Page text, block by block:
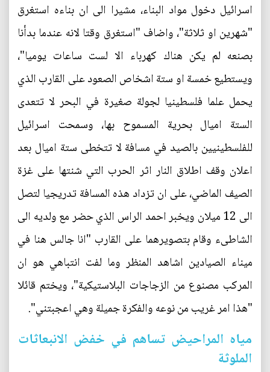
اسرائيل دخول مواد البناء، مشيرا الى ان بناءه استغرق
"شهرين او ثلاثة"، واضاف "استغرق وقتا لانه عندما بدأنا
بصنعه لم يكن هناك كهرباء الا لست ساعات يوميا"،
ويستطيع خمسة او ستة اشخاص الصعود على القارب الذي
يحمل علما فلسطينيا لجولة صغيرة في البحر لا تتعدى
الستة اميال بحرية المسموح بها، وسمحت اسرائيل
للفلسطينيين بالصيد في مسافة لا تتخطى ستة اميال بعد
اعلان وقف اطلاق النار اثر الحرب التي شنتها على غزة
الصيف الماضي، على ان تزداد هذه المسافة تدريجيا لتصل
الى 12 ميلان ويخبر احمد الراس الذي حضر مع ولديه الى
الشاطىء وقام بتصويرهما على القارب "انا جالس هنا في
ميناء الصيادين اشاهد المنظر وما لفت انتباهي هو ان
المركب مصنوع من الزجاجات البلاستيكية"، ويختم قائلا
"هذا امر غريب من نوعه والفكرة جميلة وهي اعجبتني".
مياه المراحيض تساهم في خفض الانبعاثات
الملوثة